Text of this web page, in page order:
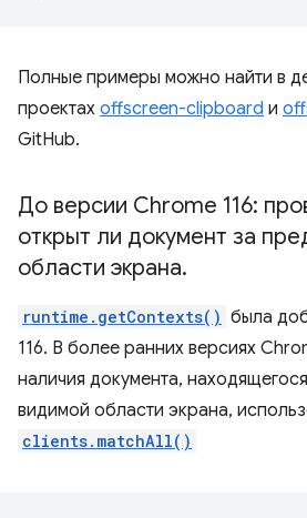
Полные примеры можно найти в
проектах offscreen-clipboard и
GitHub.
До версии Chrome 116:
открыт ли документ за
области экрана.
runtime.getContexts() была
116. В более ранних версиях
наличия документа,
видимой области экрана,
clients.matchAll()